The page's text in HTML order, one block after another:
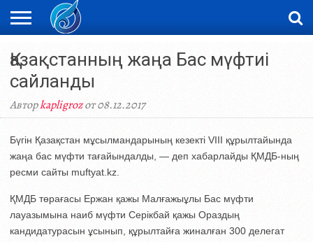
НОВОСТИ
ВИДЕО
ФОТОРЕПОРТАЖИ
ОРКЕН
LIVETV
Қазақстанның жаңа Бас мүфтиі
сайланды
Авторkapligrozот 08.12.2017
Бүгін Қазақстан мұсылмандарының кезекті VIII құрылтайында
жаңа бас мүфти тағайындалды, — деп хабарлайды ҚМДБ-ның
ресми сайты muftyat.kz.
ҚМДБ төрағасы Ержан қажы Малғажыұлы Бас мүфти
лауазымына наиб мүфти Серікбай қажы Ораздың
кандидатурасын ұсынып, құрылтайға жиналған 300 делегат